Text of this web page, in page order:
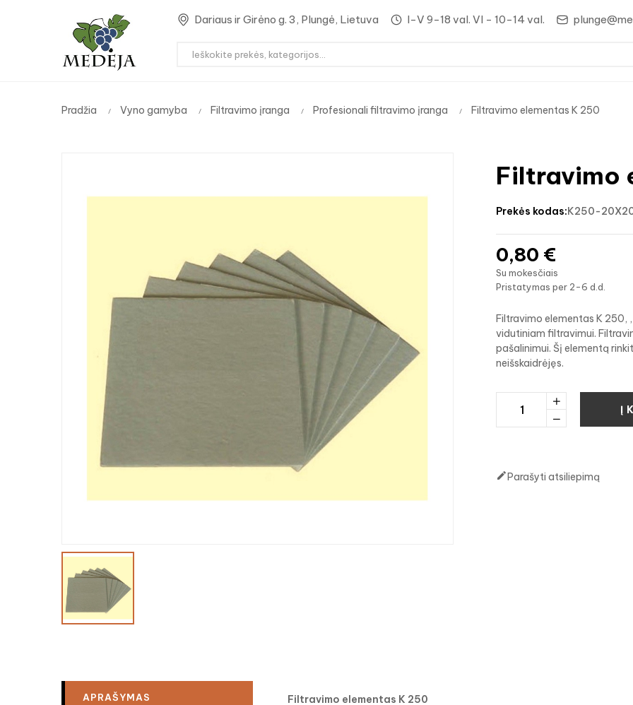
Dariaus ir Girėno g. 3, Plungė, Lietuva I-V 9-18 val. VI - 10-14 val.
Pradžia Vyno gamyba Filtravimo įranga Profesionali filtravimo įranga Filtravimo elementas K 250
Filtravimo
prekės kodas:K250-
0,80 €
Su mokesčiais
Pristatymas per 2-6 d.d.
Filtravimo elementas K
vidutiniam filtravimui.
pašalinimui. Šį elementą
neišskaidrėjęs.
Į
Parašyti atsiliepimą
APRAŠYMAS Filtravimo elementas K 250